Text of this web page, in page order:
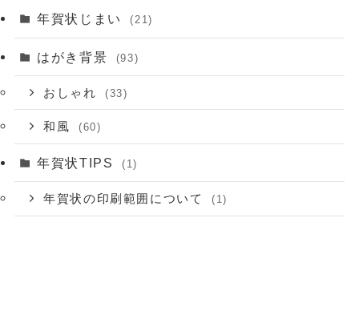
年賀状じまい (21)
はがき背景 (93)
おしゃれ (33)
和風 (60)
年賀状TIPS (1)
年賀状の印刷範囲について (1)